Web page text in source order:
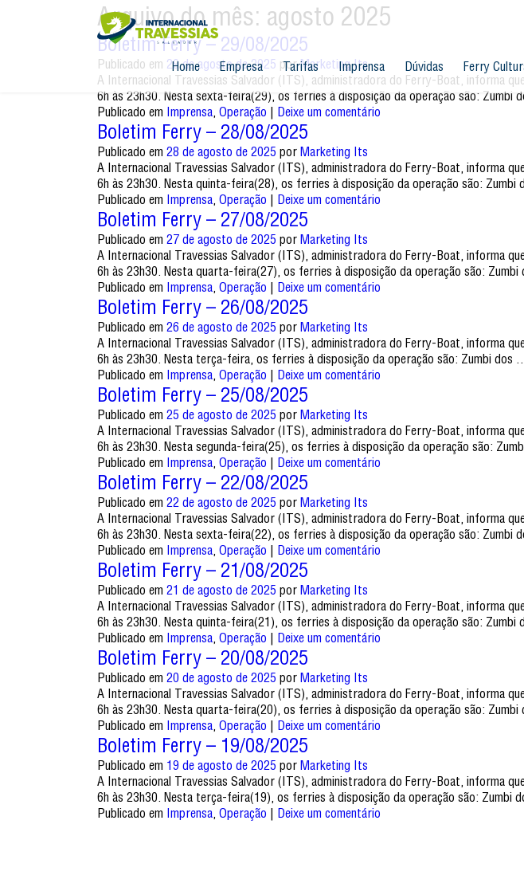
Home Empresa Tarifas Imprensa Dúvidas Ferry
Arquivo do mês: agosto 2025
Boletim Ferry – 29/08/2025
Publicado em 29 de agosto de 2025 por Marketing Its
A Internacional Travessias Salvador (ITS), administradora do Ferry-Boat, informa
6h às 23h30. Nesta sexta-feira(29), os ferries à disposição da operação são: Zumbi
Publicado em Imprensa, Operação | Deixe um comentário
Boletim Ferry – 28/08/2025
Publicado em 28 de agosto de 2025 por Marketing Its
A Internacional Travessias Salvador (ITS), administradora do Ferry-Boat, informa
6h às 23h30. Nesta quinta-feira(28), os ferries à disposição da operação são: Zumbi
Publicado em Imprensa, Operação | Deixe um comentário
Boletim Ferry – 27/08/2025
Publicado em 27 de agosto de 2025 por Marketing Its
A Internacional Travessias Salvador (ITS), administradora do Ferry-Boat, informa
6h às 23h30. Nesta quarta-feira(27), os ferries à disposição da operação são:
Publicado em Imprensa, Operação | Deixe um comentário
Boletim Ferry – 26/08/2025
Publicado em 26 de agosto de 2025 por Marketing Its
A Internacional Travessias Salvador (ITS), administradora do Ferry-Boat, informa
6h às 23h30. Nesta terça-feira, os ferries à disposição da operação são: Zumbi dos
Publicado em Imprensa, Operação | Deixe um comentário
Boletim Ferry – 25/08/2025
Publicado em 25 de agosto de 2025 por Marketing Its
A Internacional Travessias Salvador (ITS), administradora do Ferry-Boat, informa
6h às 23h30. Nesta segunda-feira(25), os ferries à disposição da operação são:
Publicado em Imprensa, Operação | Deixe um comentário
Boletim Ferry – 22/08/2025
Publicado em 22 de agosto de 2025 por Marketing Its
A Internacional Travessias Salvador (ITS), administradora do Ferry-Boat, informa
6h às 23h30. Nesta sexta-feira(22), os ferries à disposição da operação são: Zumbi
Publicado em Imprensa, Operação | Deixe um comentário
Boletim Ferry – 21/08/2025
Publicado em 21 de agosto de 2025 por Marketing Its
A Internacional Travessias Salvador (ITS), administradora do Ferry-Boat, informa
6h às 23h30. Nesta quinta-feira(21), os ferries à disposição da operação são: Zumbi
Publicado em Imprensa, Operação | Deixe um comentário
Boletim Ferry – 20/08/2025
Publicado em 20 de agosto de 2025 por Marketing Its
A Internacional Travessias Salvador (ITS), administradora do Ferry-Boat, informa
6h às 23h30. Nesta quarta-feira(20), os ferries à disposição da operação são:
Publicado em Imprensa, Operação | Deixe um comentário
Boletim Ferry – 19/08/2025
Publicado em 19 de agosto de 2025 por Marketing Its
A Internacional Travessias Salvador (ITS), administradora do Ferry-Boat, informa
6h às 23h30. Nesta terça-feira(19), os ferries à disposição da operação são: Zumbi
Publicado em Imprensa, Operação | Deixe um comentário